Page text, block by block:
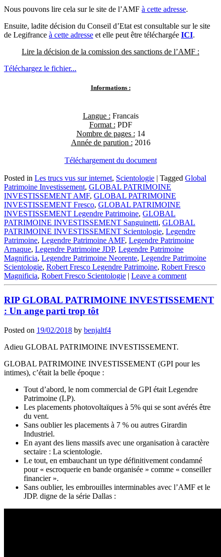
Nous pouvons lire cela sur le site de l’AMF à cette adresse.
Ensuite, ladite décision du Conseil d’Etat est consultable sur le site
de Legifrance à cette adresse et elle peut être téléchargée ICI.
Lire la décision de la comission des sanctions de l’AMF :
Téléchargez le fichier...
Informations :
Langue : Francais
Format : PDF
Nombre de pages : 14
Année de parution : 2016
Téléchargement du document
Posted in Les trucs vus sur internet, Scientologie Tagged Global
Patrimoine Investissement, GLOBAL PATRIMOINE
INVESTISSEMENT AMF, GLOBAL PATRIMOINE
INVESTISSEMENT Fresco, GLOBAL PATRIMOINE
INVESTISSEMENT Legendre Patrimoine, GLOBAL
PATRIMOINE INVESTISSEMENT Sanguinetti, GLOBAL
PATRIMOINE INVESTISSEMENT Scientologie, Legendre
Patrimoine, Legendre Patrimoine AMF, Legendre Patrimoine
Arnaque, Legendre Patrimoine JDP, Legendre Patrimoine
Magnificia, Legendre Patrimoine Neorente, Legendre Patrimoine
Scientologie, Robert Fresco Legendre Patrimoine, Robert Fresco
Magnificia, Robert Fresco Scientologie Leave a comment
RIP GLOBAL PATRIMOINE INVESTISSEMENT
: Un ange parti trop tôt
Posted on 19/02/2018 by benjaltf4
Adieu GLOBAL PATRIMOINE INVESTISSEMENT.
GLOBAL PATRIMOINE INVESTISSEMENT (GPI pour les
intimes), c’était la belle époque :
Tout d’abord, le nom commercial de GPI était Legendre
Patrimoine (LP).
Les placements photovoltaïques à 5% qui se sont avérés être
du vent.
Sans oublier les placements à 7 % ou autres Girardin
Industriel.
En ayant des liens massifs avec une organisation à caractère
sectaire : La scientologie.
Le tout, en embauchant un type définitivement condamné
pour « escroquerie en bande organisée » comme « conseiller
financier ».
Sans oublier, les embrouilles interminables avec l’AMF et le
JDP. digne de la série Dallas :